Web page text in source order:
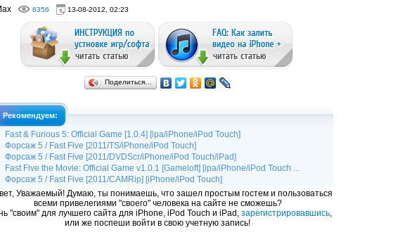
6356 13-08-2012, 02:23
Поделиться…
Рекомендуем:
Fast & Furious 5: Official Game [1.0.4] [ipa/iPhone/iPod Touch]
Форсаж 5 / Fast Five [2011/TS/iPhone/iPod Touch]
Форсаж 5 / Fast Five [2011/DVDScr/iPhone/iPod Touch/iPad]
Fast Five the Movie: Official Game v1.0.1 [Gameloft] [ipa/iPhone/iPod Touch ...
Форсаж 5 / Fast Five [2011/CAMRip] [iPhone/iPod Touch]
Уважаемый! Думаю, ты понимаешь, что зашел простым гостем и пользоваться
всеми привелегиями "своего" человека на сайте не сможешь?
"своим" для лучшего сайта для iPhone, iPod Touch и iPad, зарегистрировавшись,
или же поспеши войти в свою учетную запись!